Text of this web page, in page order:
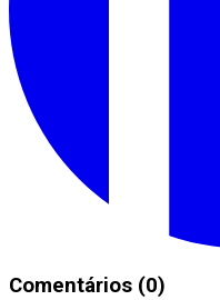
Comentários (0)